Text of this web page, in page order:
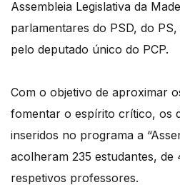
Assembleia Legislativa da
parlamentares do PSD, do
pelo deputado único do PCP.
Com o objetivo de aproximar
fomentar o espírito crítico, os
inseridos no programa a
acolheram 235 estudantes, de
respetivos professores.